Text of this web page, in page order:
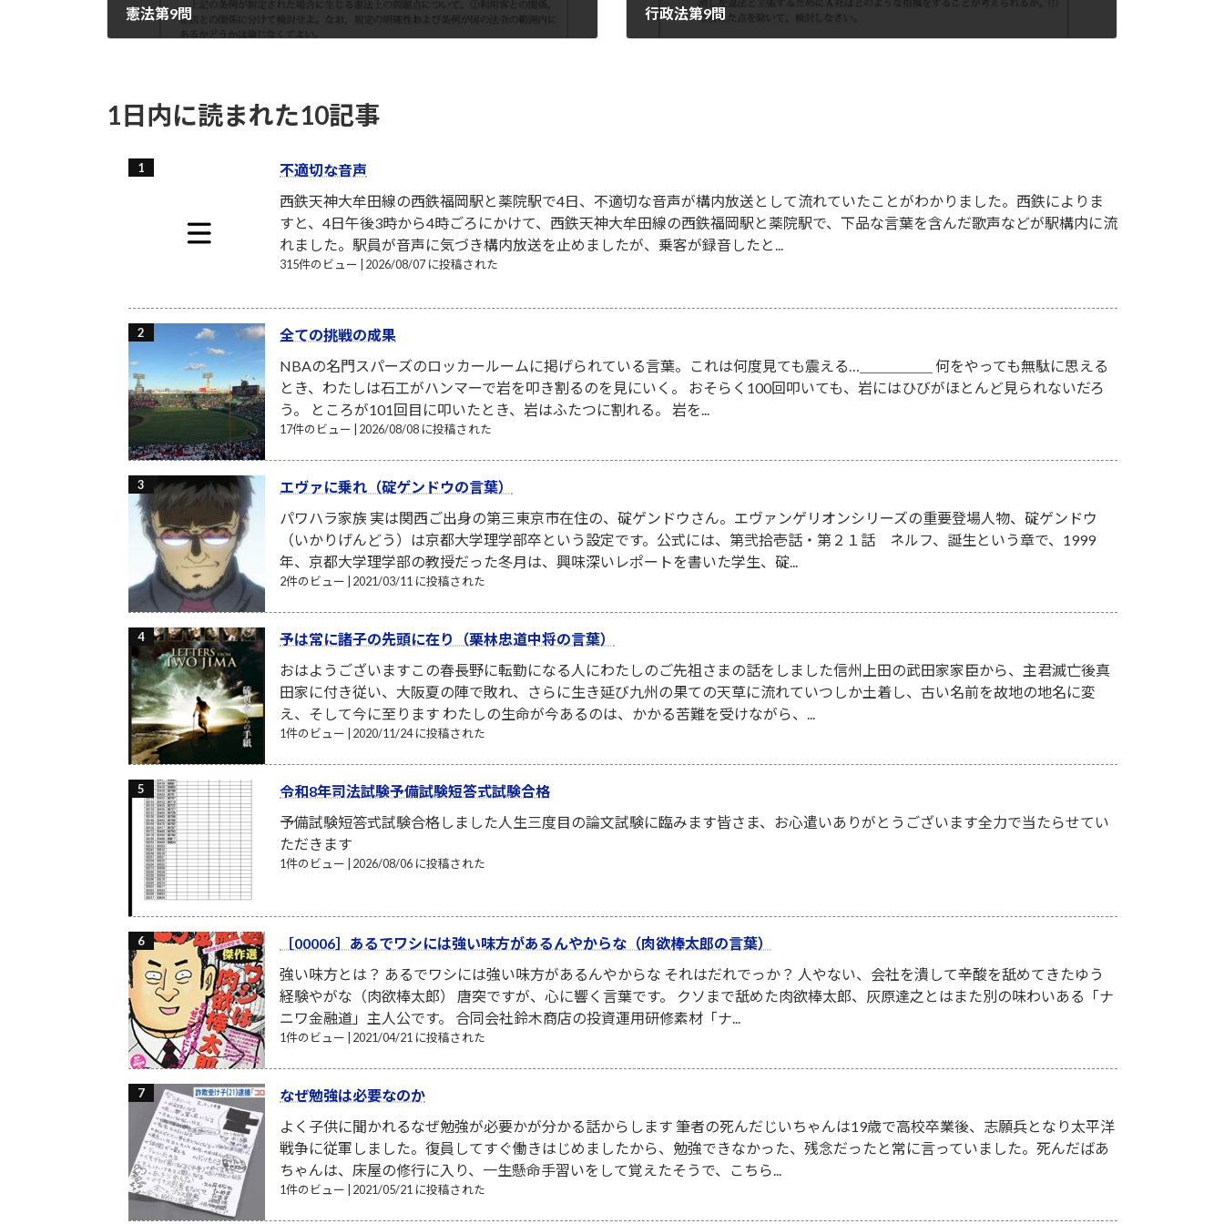
憲法第9問 行政法第9問
1日内に読まれた10記事
不適切な音声
西鉄天神大牟田線の西鉄福岡駅と薬院駅で4日、不適切な音声が構内放送として流れていたことがわかりました。西鉄によりま
すと、4日午後3時から4時ごろにかけて、西鉄天神大牟田線の西鉄福岡駅と薬院駅で、下品な言葉を含んだ歌声などが駅構内に流
れました。駅員が音声に気づき構内放送を止めましたが、乗客が録音したと...
315件のビュー 2026/08/07 に投稿された
全ての挑戦の成果
NBAの名門スパーズのロッカールームに掲げられている言葉。これは何度見ても震える…＿＿＿＿＿ 何をやっても無駄に思える
とき、わたしは石工がハンマーで岩を叩き割るのを見にいく。 おそらく100回叩いても、岩にはひびがほとんど見られないだろ
う。 ところが101回目に叩いたとき、岩はふたつに割れる。 岩を...
17件のビュー 2026/08/08 に投稿された
エヴァに乗れ（碇ゲンドウの言葉）
パワハラ家族 実は関西ご出身の第三東京市在住の、碇ゲンドウさん。エヴァンゲリオンシリーズの重要登場人物、碇ゲンドウ
（いかりげんどう）は京都大学理学部卒という設定です。公式には、第弐拾壱話・第２１話 ネルフ、誕生という章で、1999
年、京都大学理学部の教授だった冬月は、興味深いレポートを書いた学生、碇...
2件のビュー 2021/03/11 に投稿された
予は常に諸子の先頭に在り（栗林忠道中将の言葉）
おはようございますこの春長野に転勤になる人にわたしのご先祖さまの話をしました信州上田の武田家家臣から、主君滅亡後真
田家に付き従い、大阪夏の陣で敗れ、さらに生き延び九州の果ての天草に流れていつしか土着し、古い名前を故地の地名に変
え、そして今に至ります わたしの生命が今あるのは、かかる苦難を受けながら、...
1件のビュー 2020/11/24 に投稿された
令和8年司法試験予備試験短答式試験合格
予備試験短答式試験合格しました人生三度目の論文試験に臨みます皆さま、お心遣いありがとうございます全力で当たらせてい
ただきます
1件のビュー 2026/08/06 に投稿された
［00006］あるでワシには強い味方があるんやからな（肉欲棒太郎の言葉）
強い味方とは？ あるでワシには強い味方があるんやからな それはだれでっか？ 人やない、会社を潰して辛酸を舐めてきたゆう
経験やがな（肉欲棒太郎） 唐突ですが、心に響く言葉です。 クソまで舐めた肉欲棒太郎、灰原達之とはまた別の味わいある「ナ
ニワ金融道」主人公です。 合同会社鈴木商店の投資運用研修素材「ナ...
1件のビュー 2021/04/21 に投稿された
なぜ勉強は必要なのか
よく子供に聞かれるなぜ勉強が必要かが分かる話からします 筆者の死んだじいちゃんは19歳で高校卒業後、志願兵となり太平洋
戦争に従軍しました。復員してすぐ働きはじめましたから、勉強できなかった、残念だったと常に言っていました。死んだばあ
ちゃんは、床屋の修行に入り、一生懸命手習いをして覚えたそうで、こちら...
1件のビュー 2021/05/21 に投稿された